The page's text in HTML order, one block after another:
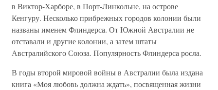
в Виктор-Харборе, в Порт-Линкольне, на острове
Кенгуру. Несколько прибрежных городов колонии были
названы именем Флиндерса. От Южной Австралии не
отставали и другие колонии, а затем штаты
Австралийского Союза. Популярность Флиндерса росла.
В годы второй мировой войны в Австралии была издана
книга «Моя любовь должна ждать», посвященная жизни